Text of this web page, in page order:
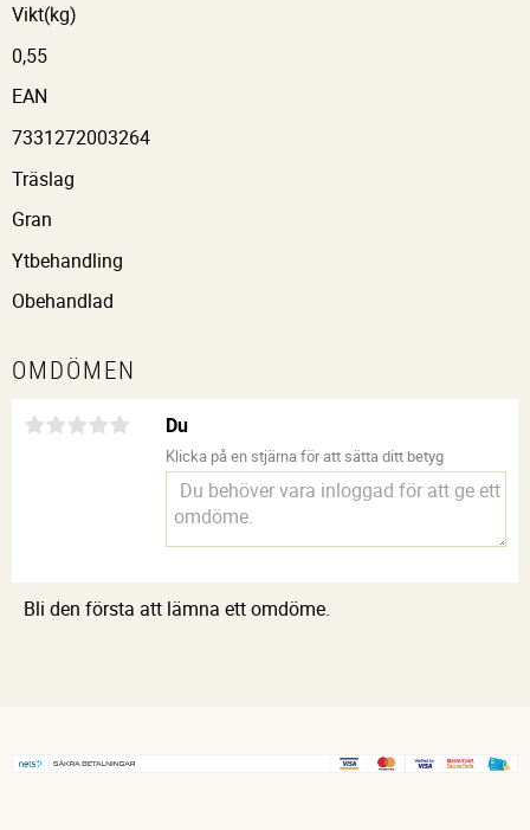
Vikt(kg)
0,55
EAN
7331272003264
Träslag
Gran
Ytbehandling
Obehandlad
OMDÖMEN
Du
Klicka på en stjärna för att sätta ditt betyg
Bli den första att lämna ett omdöme.